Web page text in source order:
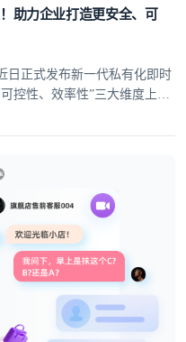
助力企业打造更安全、可
日正式发布新一代私有化即时
控性、效率性”三大维度上全